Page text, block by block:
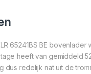
65241BS BE
heeft van gemiddeld
dus redelijk nat uit de